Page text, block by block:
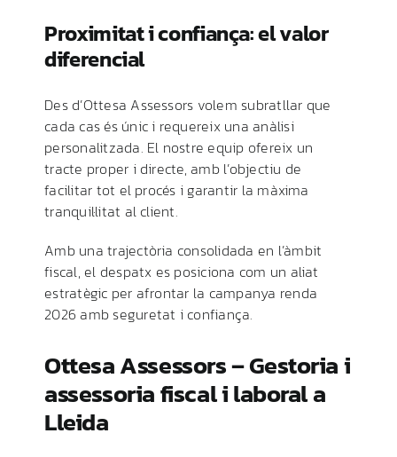
Proximitat i confiança: el valor
diferencial
Des d’Ottesa Assessors volem subratllar que
cada cas és únic i requereix una anàlisi
personalitzada. El nostre equip ofereix un
tracte proper i directe, amb l’objectiu de
facilitar tot el procés i garantir la màxima
tranquil·litat al client.
Amb una trajectòria consolidada en l’àmbit
fiscal, el despatx es posiciona com un aliat
estratègic per afrontar la campanya renda
2026 amb seguretat i confiança.
OttesaAssessors –Gestoriai
assessoriafiscalilaborala
Lleida